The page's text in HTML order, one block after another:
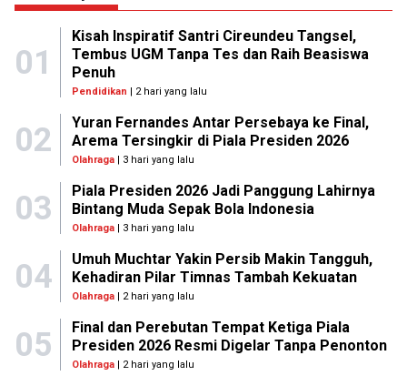
01
Kisah Inspiratif Santri Cireundeu Tangsel,
Tembus UGM Tanpa Tes dan Raih Beasiswa
Penuh
Pendidikan | 2 hari yang lalu
02
Yuran Fernandes Antar Persebaya ke Final,
Arema Tersingkir di Piala Presiden 2026
Olahraga| 3 hari yang lalu
03
Piala Presiden 2026 Jadi Panggung Lahirnya
Bintang Muda Sepak Bola Indonesia
Olahraga| 3 hari yang lalu
04
Umuh Muchtar Yakin Persib Makin Tangguh,
Kehadiran Pilar Timnas Tambah Kekuatan
Olahraga| 2 hari yang lalu
05
Final dan Perebutan Tempat Ketiga Piala
Presiden 2026 Resmi Digelar Tanpa Penonton
Olahraga| 2 hari yang lalu